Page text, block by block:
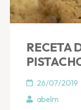
RECETA
26/07/2019
abelrn